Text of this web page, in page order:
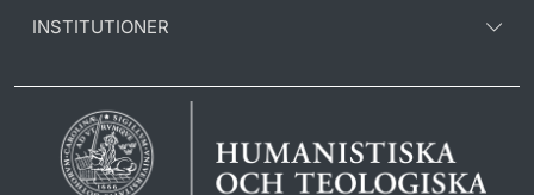
INSTITUTIONER